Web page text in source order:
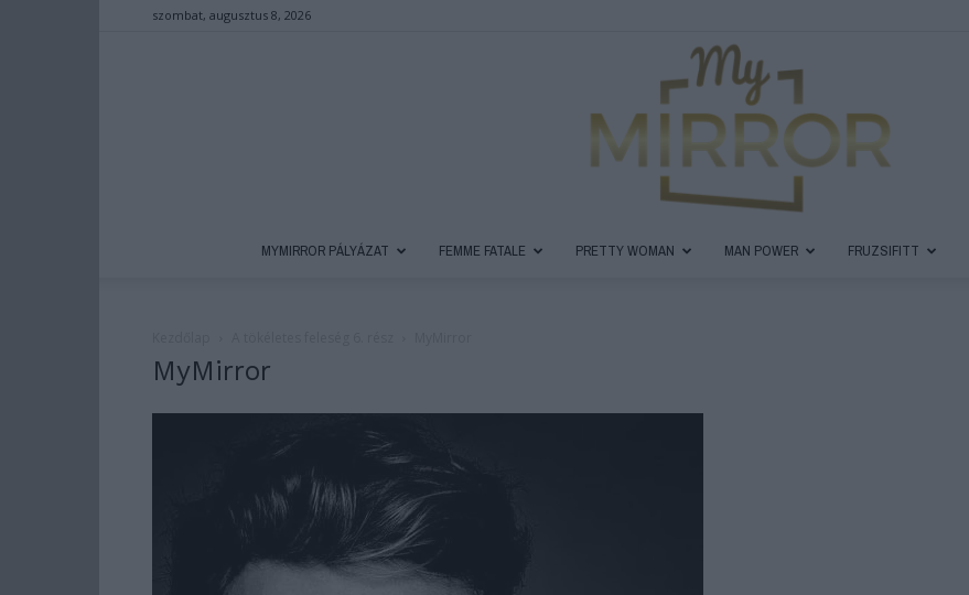
szombat, augusztus 8, 2026
MYMIRROR PÁLYÁZAT FEMME FATALE PRETTY WOMAN MAN POWER FRUZSIFITT
MyMirror